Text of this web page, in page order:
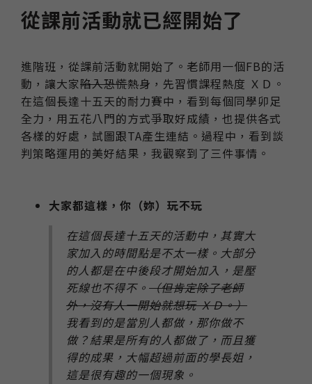
從課前活動就已經開始了
進階班，從課前活動就開始了。老師用一個FB的活
動，讓大家陷入恐慌熱身，先習慣課程熱度 ＸＤ。
在這個長達十五天的耐力賽中，看到每個同學卯足
全力，用五花八門的方式爭取好成績，也提供各式
各樣的好處，試圖跟TA產生連結。過程中，看到談
判策略運用的美好結果，我觀察到了三件事情。
大家都這樣，你（妳）玩不玩
在這個長達十五天的活動中，其實大
家加入的時間點是不太一樣。大部分
的人都是在中後段才開始加入，是壓
死線也不得不。 （但肯定除了老師
外，沒有人一開始就想玩 ＸＤ。）
我看到的是當別人都做，那你做不
做？結果是所有的人都做了，而且獲
得的成果，大幅超過前面的學長姐，
這是很有趣的一個現象。